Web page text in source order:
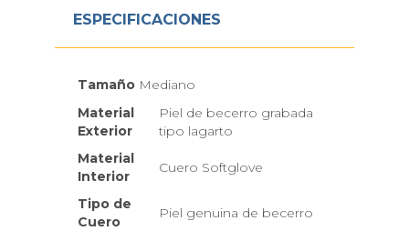
ESPECIFICACIONES
Tamaño Mediano
Material
Exterior
Piel de becerro grabada
tipo lagarto
Material
Interior
Cuero Softglove
Tipo de
Cuero
Piel genuina de becerro